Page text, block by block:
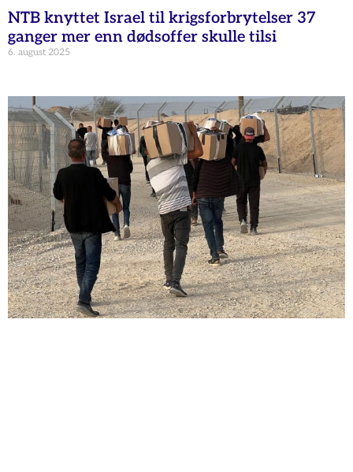
NTB knyttet Israel til krigsforbrytelser 37
ganger mer enn dødsoffer skulle tilsi
6. august 2025